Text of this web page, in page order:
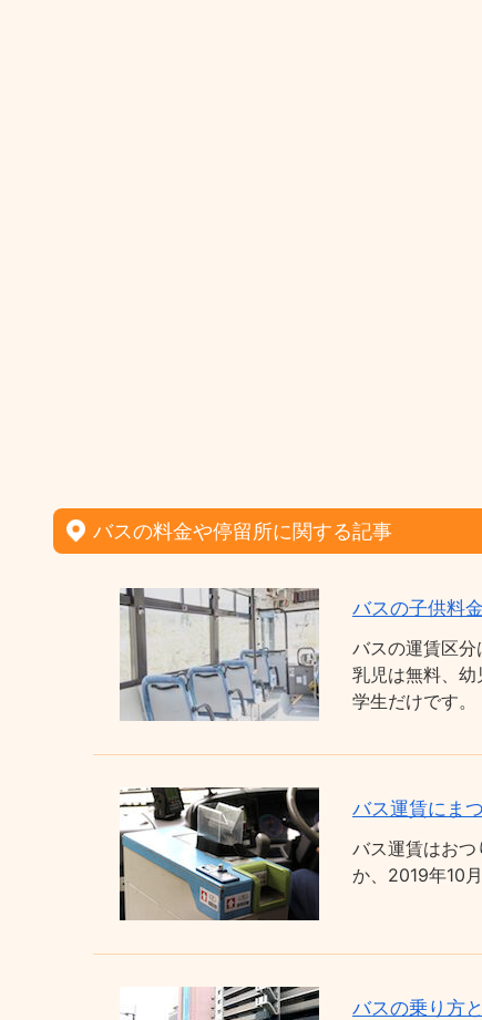
バスの料金や停留所に関する記事
バスの子供料
バスの運賃区分
乳児は無料、
学生だけです。
バス運賃にま
バス運賃はお
か、2019年10
バスの乗り方